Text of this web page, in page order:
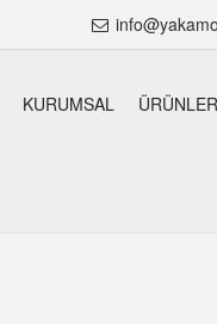
KURUMSAL ÜRÜNLER